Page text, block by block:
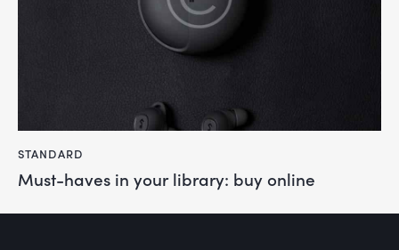
STANDARD
Must-haves in your library: buy online